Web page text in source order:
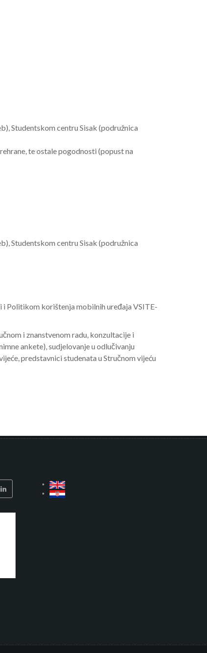
Studentskom centru Sisak (podružnica
te ostale pogodnosti (popust na
Studentskom centru Sisak (podružnica
Politikom korištenja mobilnih uređaja VSITE-
i znanstvenom radu, konzultacije i
ankete), sudjelovanje u odlučivanju
predstavnici studenata u Stručnom vijeću